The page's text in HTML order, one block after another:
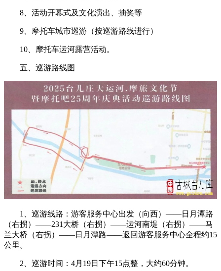
8、活动开幕式及文化演出、抽奖等
9、摩托车城市巡游（按巡游路线进行）
10、摩托车运河露营活动。
五、巡游路线图
1、巡游线路：游客服务中心出发（向西）——日月潭路
（右拐）——231大桥（右拐）——运河南堤（右拐）——马
兰大桥（右拐）——日月潭路——返回游客服务中心全程约15
公里。
2、巡游时间：4月19日下午15点整，大约60分钟。